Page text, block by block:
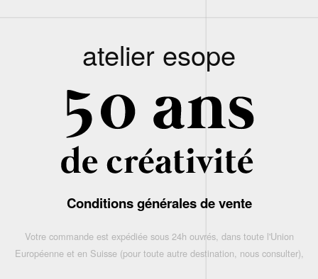
atelier esope
Conditions générales de vente
Votre commande est expédiée sous 24h ouvrés, dans toute l'Union
Européenne et en Suisse (pour toute autre destination, nous consulter),